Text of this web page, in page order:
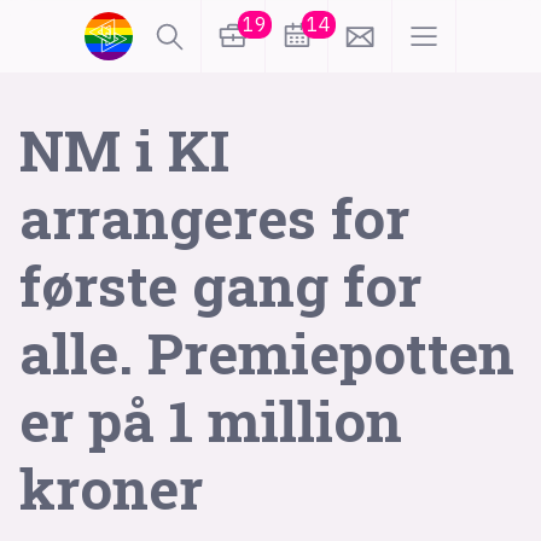
19 14
NM i KI
arrangeres for
første gang for
alle. Premiepotten
er på 1 million
kroner
lønn
karriere
meninger
utdanning sikkerhet
kontor
frontend
backend
apputvikling
devops
IoT
tilgjengelighet